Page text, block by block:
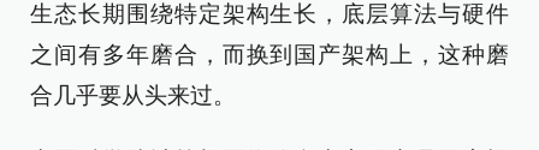
生态长期围绕特定架构生长，底层算法与硬件
之间有多年磨合，而换到国产架构上，这种磨
合几乎要从头来过。